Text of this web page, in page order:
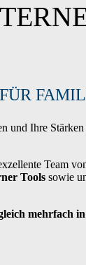
und Ihre
Team
Tools sowie
mehrfach